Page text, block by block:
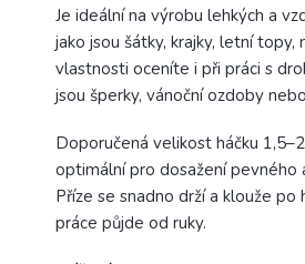
Je ideální na výrobu lehkých a
jako jsou šátky, krajky, letní topy,
vlastnosti oceníte i při práci s
jsou šperky, vánoční ozdoby
Doporučená velikost háčku
optimální pro dosažení pevného
Příze se snadno drží a klouže po
práce půjde od ruky.